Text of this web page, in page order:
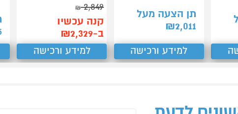
תן הצעה מעל
2,011
₪
למידע ורכישה
2,849
₪
קנה עכשיו
ב-₪2,329
למידע ורכישה